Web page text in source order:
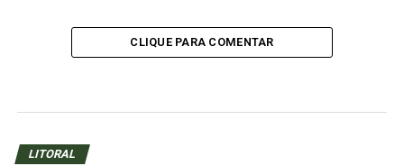
CLIQUE PARA COMENTAR
LITORAL